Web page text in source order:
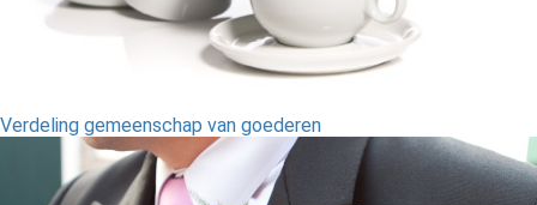
Verdeling gemeenschap​ van goederen